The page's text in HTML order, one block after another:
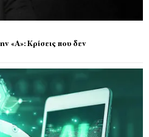
«Α»: Κρίσεις που δεν